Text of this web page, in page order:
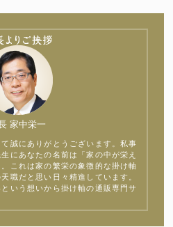
家中栄一
誠にありがとうございます。私事
にあなたの名前は「家の中が栄え
これは家の繁栄の象徴的な掛け軸
職だと思い日々精進しています。
いう想いから掛け軸の通販専門サ